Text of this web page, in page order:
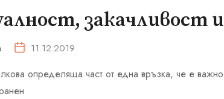
закачливост
11.12.2019
определяща част от една връзка, че е